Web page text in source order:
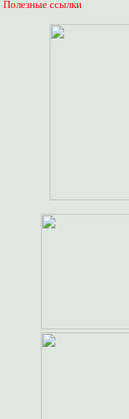
Полезные ссылки